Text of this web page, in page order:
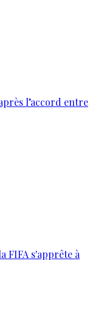
l’accord entre
FIFA s'apprête à